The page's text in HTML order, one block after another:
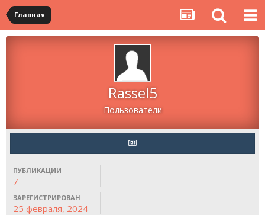
Главная
Rassel5
Пользователи
ПУБЛИКАЦИИ
7
ЗАРЕГИСТРИРОВАН
25 февраля, 2024